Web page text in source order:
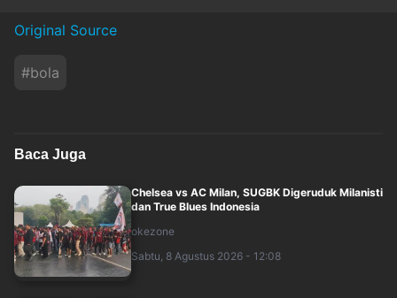
Original Source
#bola
Baca Juga
Chelsea vs AC Milan, SUGBK Digeruduk Milanisti
dan True Blues Indonesia
okezone
Sabtu, 8 Agustus 2026 - 12:08